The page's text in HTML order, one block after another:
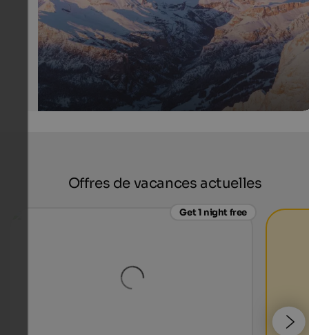
IDM Südtirol-Alto Adige/Klaus Huber
Offres de vacances actuelles
Get 1 night free